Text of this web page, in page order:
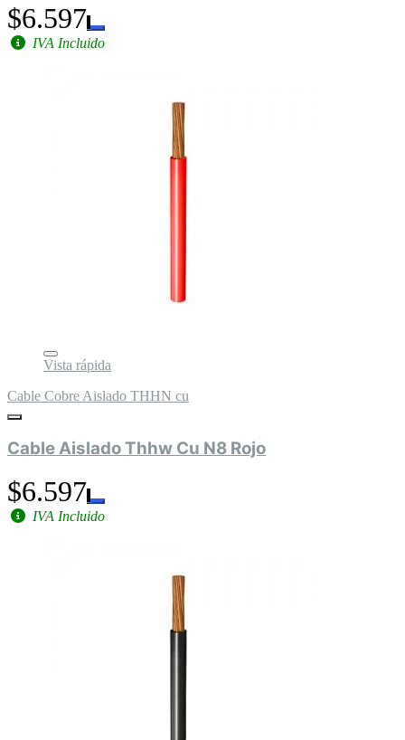
$6.597
IVA Incluido
Vista rápida
Cable Cobre Aislado THHN cu
Cable Aislado Thhw Cu N8 Rojo
$6.597
IVA Incluido